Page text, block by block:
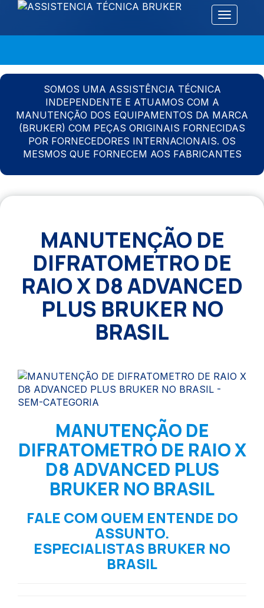
Alternar
SOMOS UMA ASSISTÊNCIA TÉCNICA
INDEPENDENTE E ATUAMOS COM A
MANUTENÇÃO DOS EQUIPAMENTOS DA MARCA
(BRUKER) COM PEÇAS ORIGINAIS FORNECIDAS
POR FORNECEDORES INTERNACIONAIS. OS
MESMOS QUE FORNECEM AOS FABRICANTES
MANUTENÇÃO DE
DIFRATOMETRO DE
RAIO X D8 ADVANCED
PLUS BRUKER NO
BRASIL
MANUTENÇÃO DE
DIFRATOMETRO DE RAIO X
D8 ADVANCED PLUS
BRUKER NO BRASIL
FALE COM QUEM ENTENDE DO
ASSUNTO.
ESPECIALISTAS BRUKER NO
BRASIL